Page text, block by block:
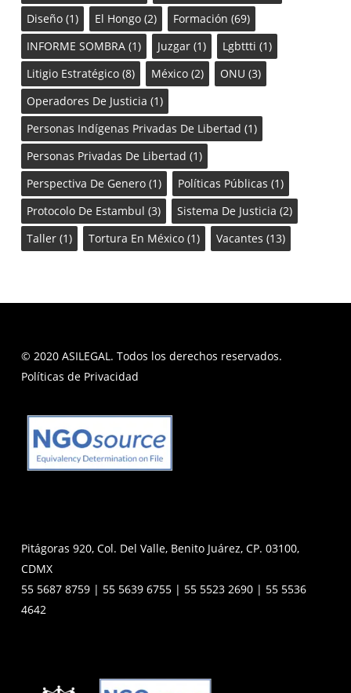
Diseño(1) El Hongo(2) Formación (69)
INFORME SOMBRA(1) Juzgar(1) Lgbttti (1)
Litigio Estratégico(8) México(2) ONU (3)
Operadores De Justicia (1)
Personas Indígenas Privadas De Libertad (1)
Personas Privadas De Libertad (1)
Perspectiva De Genero(1) Políticas Públicas (1)
Protocolo De Estambul (3) Sistema De Justicia (2)
Taller(1) Tortura En México(1) Vacantes (13)
© 2020 ASILEGAL. Todos los derechos reservados.
Políticas de Privacidad
Pitágoras 920, Col. Del Valle, Benito Juárez, CP. 03100,
CDMX
55 5687 8759 | 55 5639 6755 | 55 5523 2690 | 55 5536
4642